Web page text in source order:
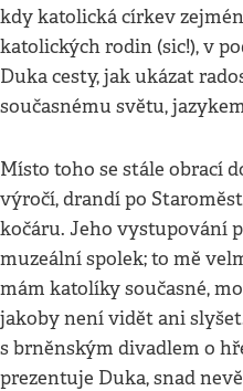
kdy katolická církev
katolických rodin (sic!), v
Duka cesty, jak ukázat
současnému světu,
Místo toho se stále obrací
výročí, drandí po
kočáru. Jeho vystupování
muzeální spolek; to mě
mám katolíky současné,
jakoby není vidět ani
s brněnským divadlem o
prezentuje Duka, snad